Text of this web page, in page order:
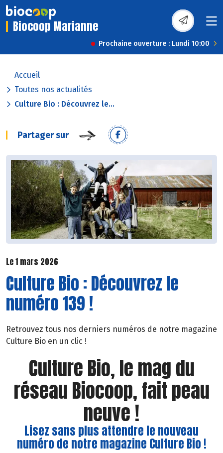
Biocoop Marianne
Prochaine ouverture : Lundi 10:00
Accueil
Toutes nos actualités
Culture Bio : Découvrez le...
Partager sur
Le 1 mars 2026
Culture Bio : Découvrez le
numéro 139 !
Retrouvez tous nos derniers numéros de notre magazine
Culture Bio en un clic !
Culture Bio, le mag du
réseau Biocoop, fait peau
neuve !
Lisez sans plus attendre le nouveau
numéro de notre magazine Culture Bio !